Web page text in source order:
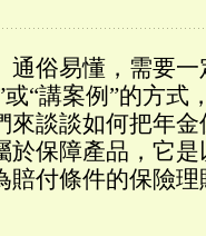
通俗易懂，需要
或“講案例”的方式
來談談如何把年
於保障產品，它
賠付條件的保險